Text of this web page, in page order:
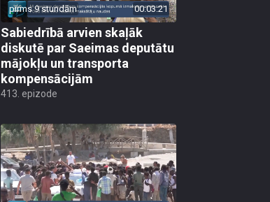
pirms 9 stundām 00:03:21
Sabiedrībā arvien skaļāk
diskutē par Saeimas deputātu
mājokļu un transporta
kompensācijām
413. epizode